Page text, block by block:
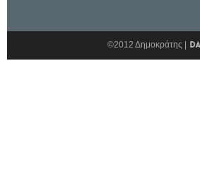
©2012 Δημοκράτης |